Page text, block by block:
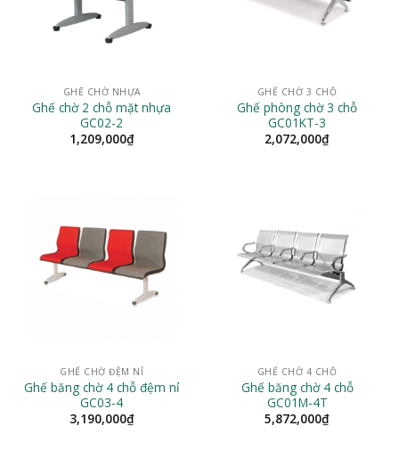
GHẾ CHỜ NHỰA
Ghế chờ 2 chỗ mặt nhựa
GC02-2
1,209,000₫
GHẾ CHỜ 3 CHỖ
Ghế phòng chờ 3 chỗ
GC01KT-3
2,072,000₫
GHẾ CHỜ ĐỆM NỈ
Ghế băng chờ 4 chỗ đệm nỉ
GC03-4
3,190,000₫
GHẾ CHỜ 4 CHỖ
Ghế băng chờ 4 chỗ
GC01M-4T
5,872,000₫